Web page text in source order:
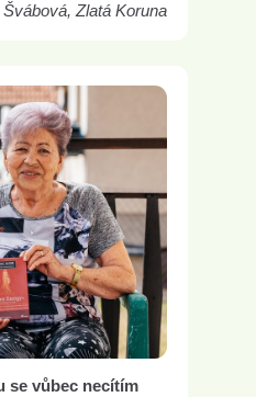
Zlatá Koruna
se vůbec necítím